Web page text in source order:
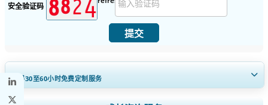
安全验证码
提交
获得30至60小时免费定制服务